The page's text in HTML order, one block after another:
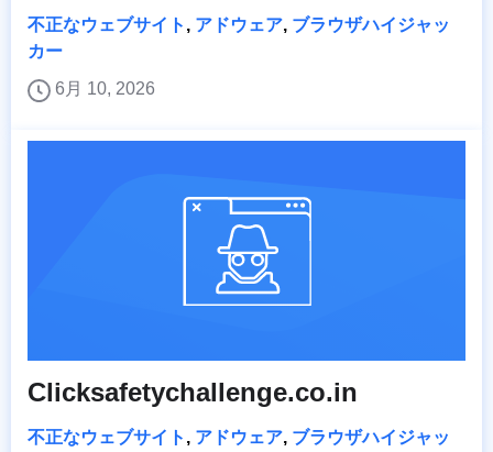
不正なウェブサイト , アドウェア, ブラウザハイジャッ
カー
6月 10, 2026
Clicksafetychallenge.co.in
不正なウェブサイト , アドウェア, ブラウザハイジャッ